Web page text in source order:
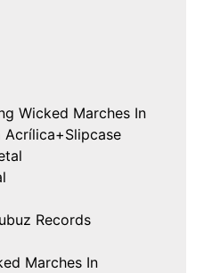
Wicked Marches In
Acrílica+Slipcase
Records
Marches In